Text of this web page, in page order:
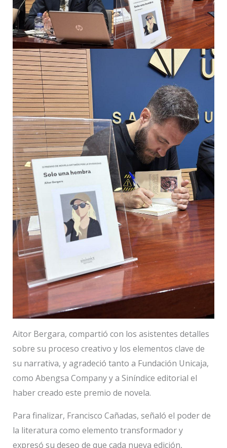
Aitor Bergara, compartió con los asistentes detalles
sobre su proceso creativo y los elementos clave de
su narrativa, y agradeció tanto a Fundación Unicaja,
como Abengsa Company y a Siníndice editorial el
haber creado este premio de novela.
Para finalizar, Francisco Cañadas, señaló el poder de
la literatura como elemento transformador y
expresó su deseo de que cada nueva edición,